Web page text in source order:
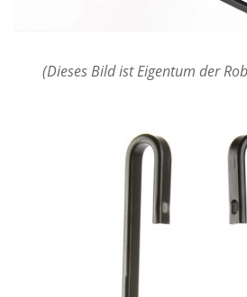
(Dieses Bild ist Eigentum der